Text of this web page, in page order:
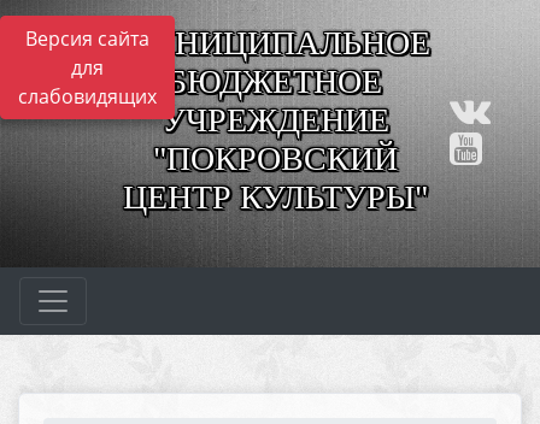
Версия сайта
для
слабовидящих
МУНИЦИПАЛЬНОЕ
БЮДЖЕТНОЕ
УЧРЕЖДЕНИЕ
"ПОКРОВСКИЙ
ЦЕНТР КУЛЬТУРЫ"